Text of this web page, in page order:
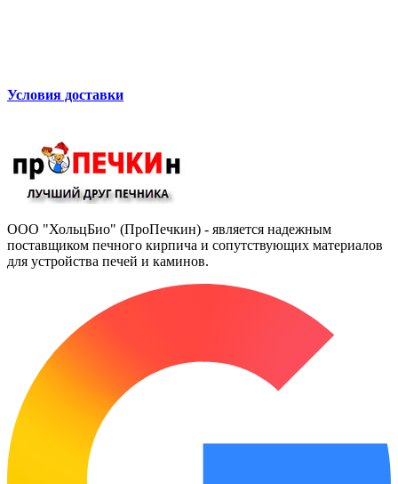
Условия доставки
ООО "ХольцБио" (ПроПечкин) - является надежным
поставщиком печного кирпича и сопутствующих материалов
для устройства печей и каминов.